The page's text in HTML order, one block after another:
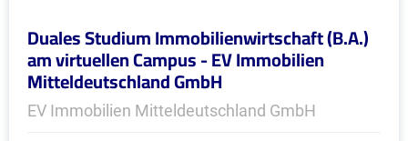
Duales Studium Immobilienwirtschaft (B.A.)
am virtuellen Campus - EV Immobilien
Mitteldeutschland GmbH
EV Immobilien Mitteldeutschland GmbH